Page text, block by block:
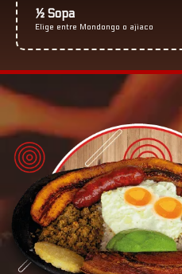
½ Sopa
Elige entre Mondongo o ajiaco